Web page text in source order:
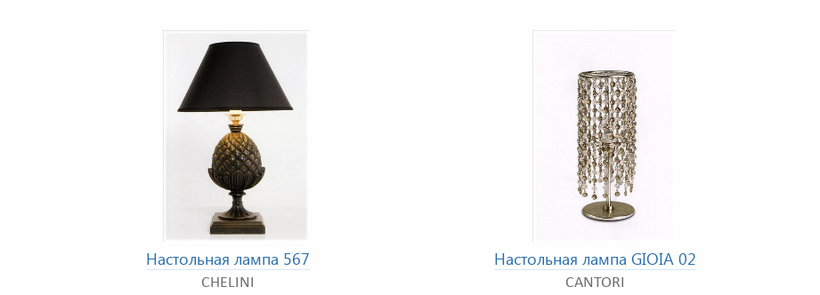
Настольная лампа 567
CHELINI
Настольная лампа GIOIA 02
CANTORI